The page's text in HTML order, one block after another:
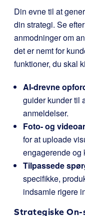
Din evne til at
din strategi. Se
anmodninger om
det er nemt for
funktioner, du skal
AI-drevne
guider kunder til
anmeldelser.
Foto- og
for at uploade
engagerende og
Tilpassede
specifikke,
indsamle rigere
Strategiske On-